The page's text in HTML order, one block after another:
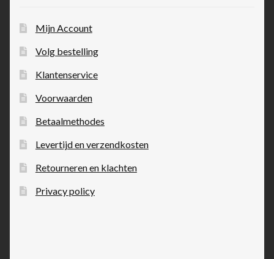
Mijn Account
Volg bestelling
Klantenservice
Voorwaarden
Betaalmethodes
Levertijd en verzendkosten
Retourneren en klachten
Privacy policy